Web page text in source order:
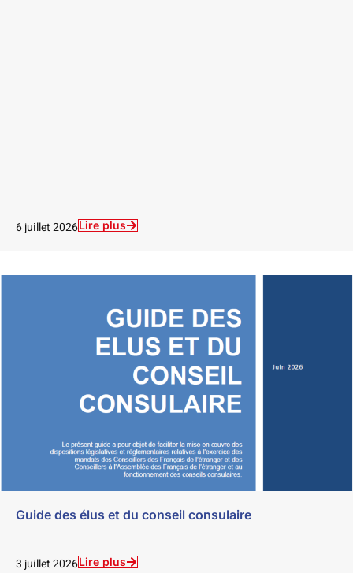
6 juillet 2026Lire plus
Guide des élus et du conseil consulaire
3 juillet 2026Lire plus